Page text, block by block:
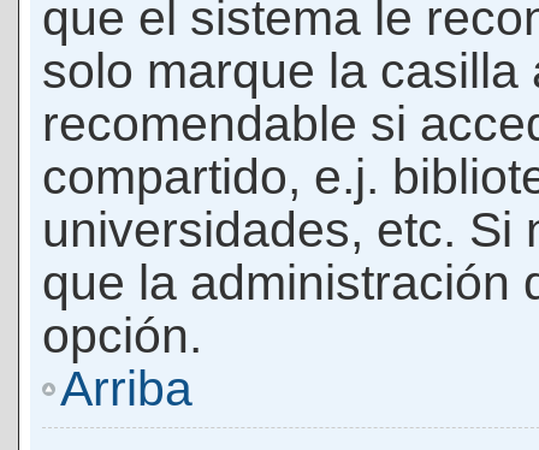
que el sistema le
solo marque la casilla
recomendable si
compartido, e.j.
universidades, etc. Si
que la administración
opción.
Arriba